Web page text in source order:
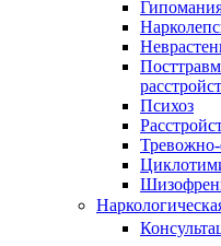
Психоз
Тревожно-